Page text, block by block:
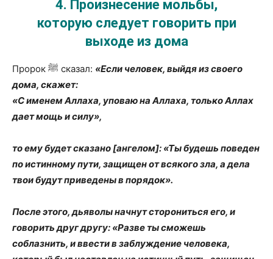
4. Произнесение мольбы,
которую следует говорить при
выходе из дома
Пророк ﷺ сказал: «Если человек, выйдя из своего
дома, скажет:
«С именем Аллаха, уповаю на Аллаха, только Аллах
дает мощь и силу»,
то ему будет сказано [ангелом]: «Ты будешь поведен
по истинному пути, защищен от всякого зла, а дела
твои будут приведены в порядок».
После этого, дьяволы начнут сторониться его, и
говорить друг другу: «Разве ты сможешь
соблазнить, и ввести в заблуждение человека,